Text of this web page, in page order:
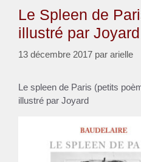
Le Spleen de
illustré par Joyard
13 décembre 2017 par arielle
Le spleen de Paris (petits
illustré par Joyard